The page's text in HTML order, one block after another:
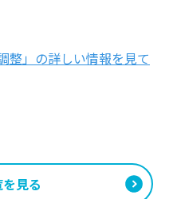
整」の詳しい情報を見て
見る